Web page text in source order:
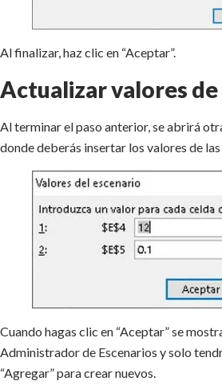
Al finalizar, haz clic en “Aceptar”.
Actualizar valores
Al terminar el paso anterior, se abrirá
donde deberás insertar los valores de
Cuando hagas clic en “Aceptar” se
Administrador de Escenarios y solo
“Agregar” para crear nuevos.